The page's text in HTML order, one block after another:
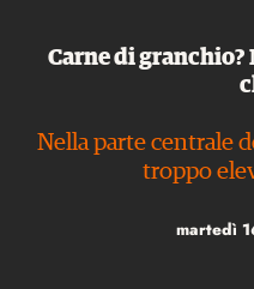
Carne di granchio?
Nella parte centrale
troppo
martedì